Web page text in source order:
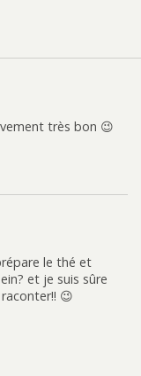
très bon 😉
le thé et
et je suis sûre
😉